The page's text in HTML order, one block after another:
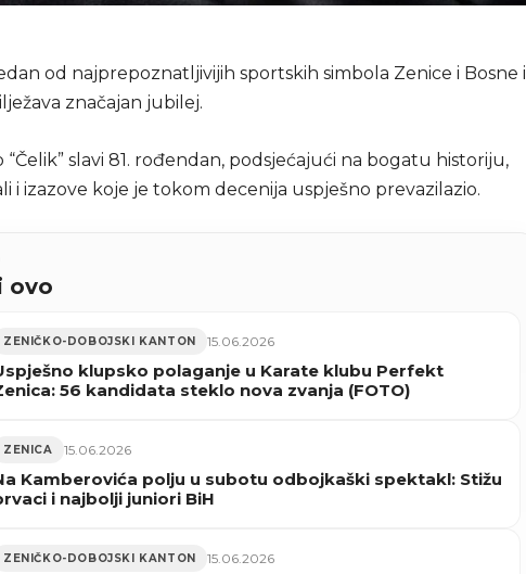
od najprepoznatljivijih sportskih simbola Zenice i Bosne i
značajan jubilej.
slavi 81. rođendan, podsjećajući na bogatu historiju,
i izazove koje je tokom decenija uspješno prevazilazio.
ovo
ZENIČKO-DOBOJSKI KANTON 15.06.2026
klupsko polaganje u Karate klubu Perfekt
56 kandidata steklo nova zvanja (FOTO)
ZENICA 15.06.2026
Kamberovića polju u subotu odbojkaški spektakl: Stižu
i najbolji juniori BiH
ZENIČKO-DOBOJSKI KANTON 15.06.2026